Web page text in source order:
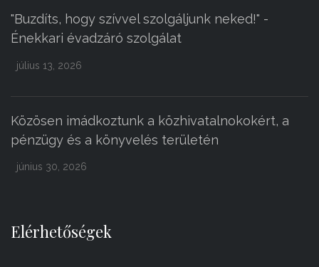
"Buzdíts, hogy szívvel szolgáljunk neked!" -
Énekkari évadzáró szolgálat
július 13, 2026
Közösen imádkoztunk a közhivatalnokokért, a
pénzügy és a könyvelés területén
június 30, 2026
Elérhetőségek